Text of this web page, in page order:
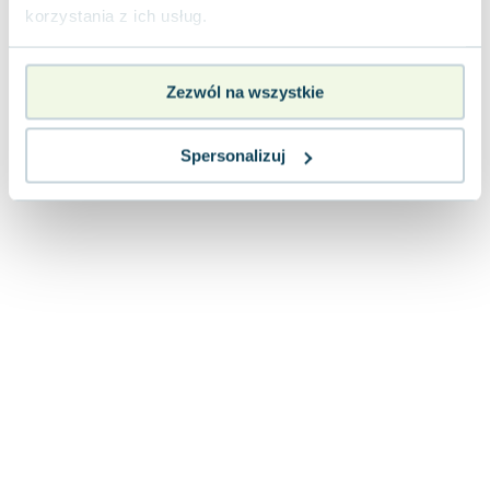
korzystania z ich usług.
Zezwól na wszystkie
Spersonalizuj